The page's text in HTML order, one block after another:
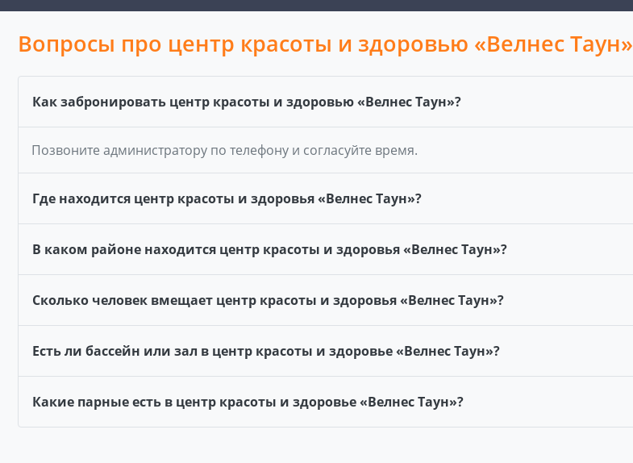
Вопросы про центр красоты и здоровью «Велнес Таун»
Как забронировать центр красоты и здоровью «Велнес Таун»?
Позвоните администратору по телефону и согласуйте время.
Где находится центр красоты и здоровья «Велнес Таун»?
В каком районе находится центр красоты и здоровья «Велнес Таун»?
Сколько человек вмещает центр красоты и здоровья «Велнес Таун»?
Есть ли бассейн или зал в центр красоты и здоровье «Велнес Таун»?
Какие парные есть в центр красоты и здоровье «Велнес Таун»?